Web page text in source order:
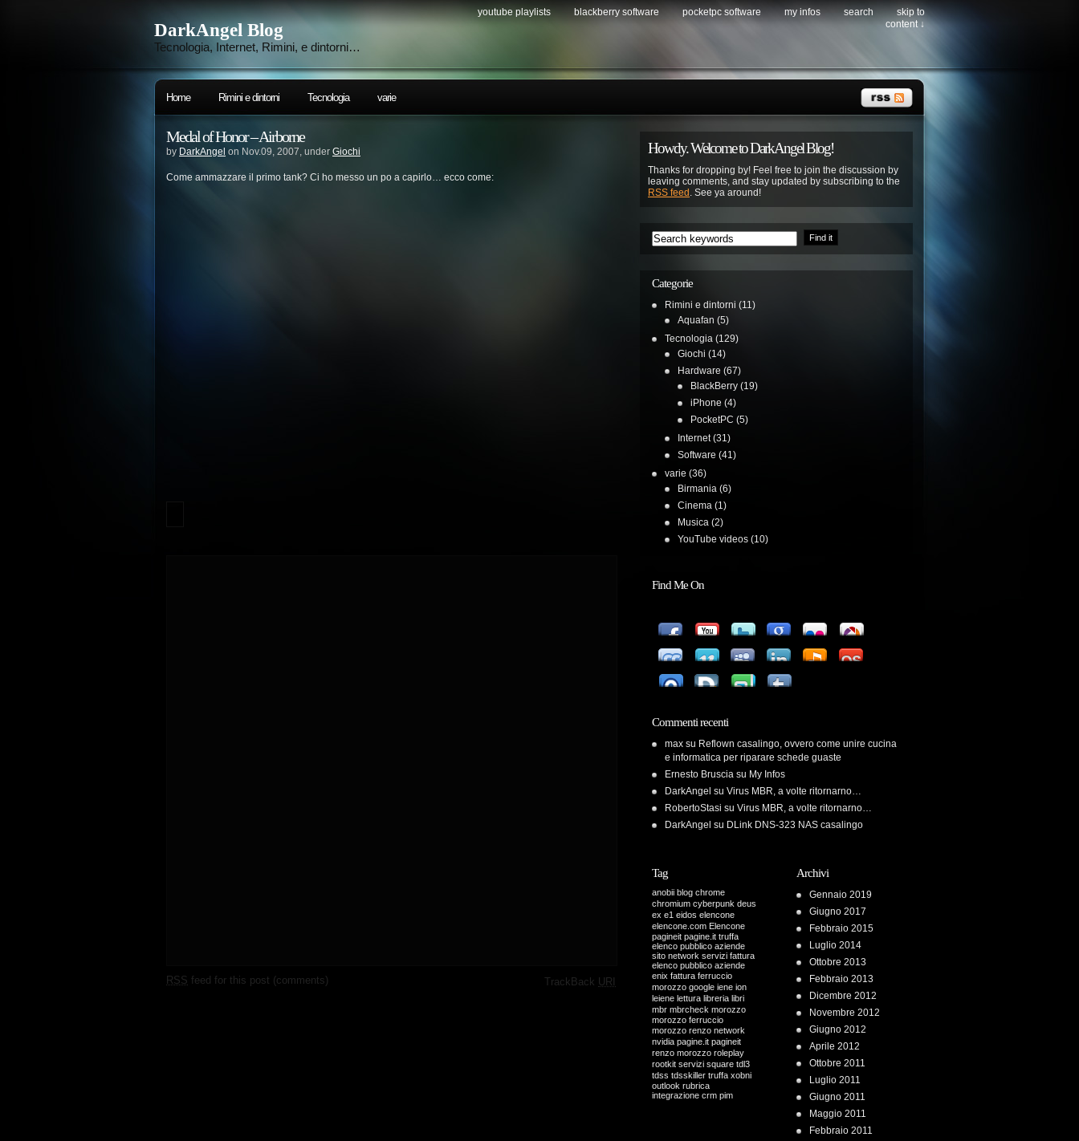
DarkAngel Blog
Tecnologia, Internet, Rimini, e dintorni…
youtube playlists blackberry software pocketpc software my infos search
skip to
content ↓
Home Rimini e dintorni Tecnologia varie
Medal of Honor – Airborne
by DarkAngel on Nov.09, 2007, under Giochi
Come ammazzare il primo tank? Ci ho messo un po a capirlo… ecco come:
RSS feed for this post (comments) TrackBack URI
Howdy. Welcome to DarkAngel Blog!
Thanks for dropping by! Feel free to join the discussion by
leaving comments, and stay updated by subscribing to the
RSS feed . See ya around!
Categorie
Rimini e dintorni (11)
Aquafan (5)
Tecnologia (129)
Giochi (14)
Hardware (67)
BlackBerry (19)
iPhone (4)
PocketPC (5)
Internet(31)
Software (41)
varie (36)
Birmania (6)
Cinema (1)
Musica (2)
YouTube videos (10)
Find Me On
Commenti recenti
max su Reflown casalingo, ovvero come unire cucina
e informatica per riparare schede guaste
Ernesto Bruscia su My Infos
DarkAngel su Virus MBR, a volte ritornarno…
RobertoStasi su Virus MBR, a volte ritornarno…
DarkAngel su DLink DNS-323 NAS casalingo
Tag
anobii blog chrome
chromium cyberpunk deus
ex e1 eidos elencone
elencone.com Elencone
pagineit pagine.it truffa
elenco pubblico aziende
sito network servizi fattura
elenco pubblico aziende
enix fattura ferruccio
morozzo google iene ion
leiene lettura libreria libri
mbr mbrcheck morozzo
morozzo ferruccio
morozzo renzo network
nvidia pagine.it pagineit
renzo morozzo roleplay
rootkit servizi square tdl3
tdss tdsskiller truffa xobni
outlook rubrica
integrazione crm pim
Archivi
Gennaio 2019
Giugno 2017
Febbraio 2015
Luglio 2014
Ottobre 2013
Febbraio 2013
Dicembre 2012
Novembre 2012
Giugno 2012
Aprile 2012
Ottobre 2011
Luglio 2011
Giugno 2011
Maggio 2011
Febbraio 2011